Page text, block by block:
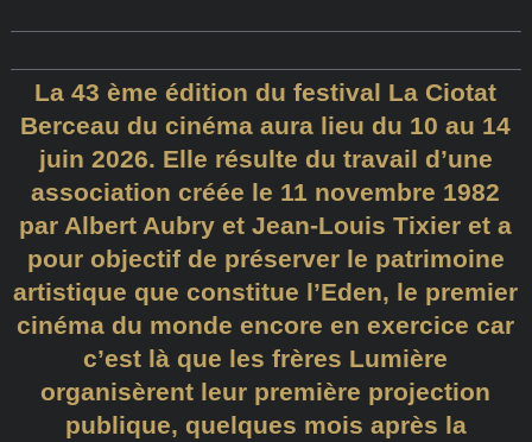
La 43 ème édition du festival La Ciotat
Berceau du cinéma aura lieu du 10 au 14
juin 2026. Elle résulte du travail d’une
association créée le 11 novembre 1982
par Albert Aubry et Jean-Louis Tixier et a
pour objectif de préserver le patrimoine
artistique que constitue l’Eden, le premier
cinéma du monde encore en exercice car
c’est là que les frères Lumière
organisèrent leur première projection
publique, quelques mois après la